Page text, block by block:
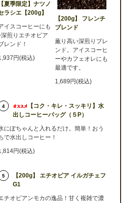
【夏季限定】ナツノ
ラシエ【200g】
イスコーヒーにも
深煎りエチオピア
レンド！
円(税込)
【200g】 フレンチ
ブレンド
薫り高い深煎りブレ
ンド。アイスコーヒ
ーやカフェオレにも
最適です。
1,689円(税込)
4
【コク・キレ・スッキリ】水
出しコーヒーバッグ（５P）
にぽちゃんと入れるだけ。簡単！おう
で水出しコーヒー！
円(税込)
5
【200g】 エチオピア イルガチェフ
G1
チオピアンモカの逸品！甘く複雑で濃